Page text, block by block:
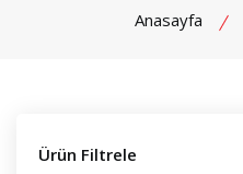
Anasayfa
Ürün Filtrele